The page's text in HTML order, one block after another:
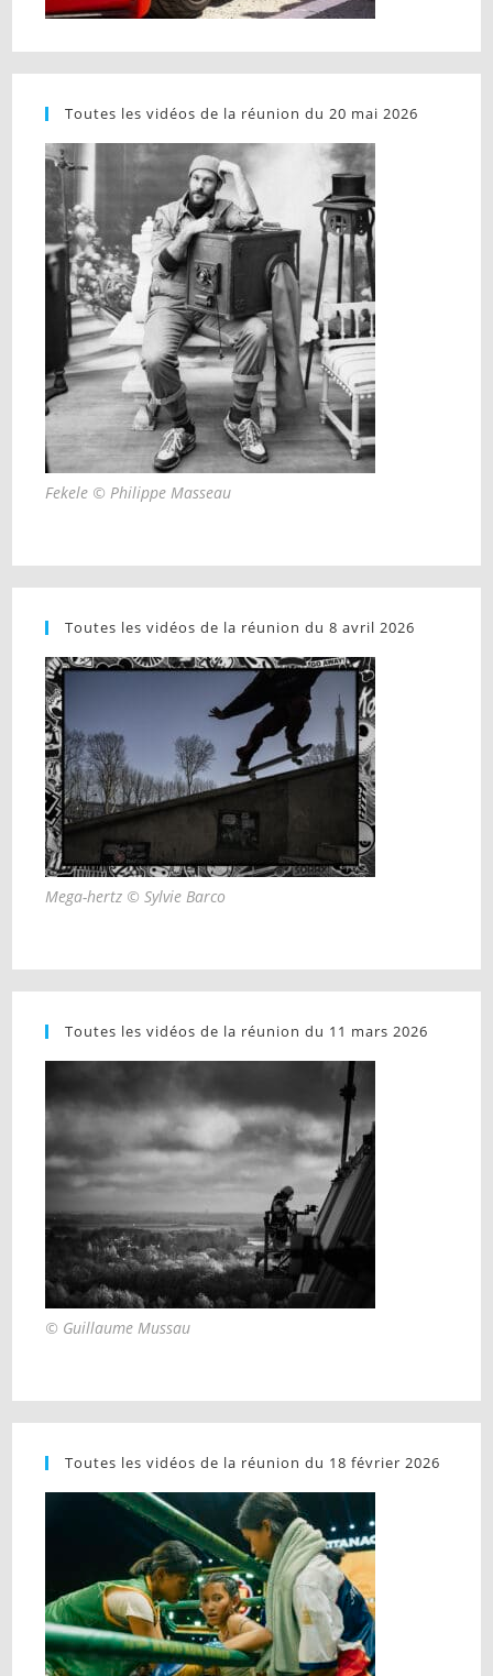
Toutes les vidéos de la réunion du 20 mai 2026
Fekele © Philippe Masseau
Toutes les vidéos de la réunion du 8 avril 2026
Mega-hertz © Sylvie Barco
Toutes les vidéos de la réunion du 11 mars 2026
© Guillaume Mussau
Toutes les vidéos de la réunion du 18 février 2026